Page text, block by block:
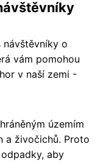
o
vám pomohou
v naší zemi -
územím
a živočichů. Proto
aby